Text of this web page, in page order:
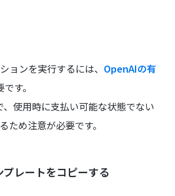
ョンを実行するには、 OpenAIの有
す。
、使用時に支払い可能な状態でない
ため注意が必要です。
レートをコピーする